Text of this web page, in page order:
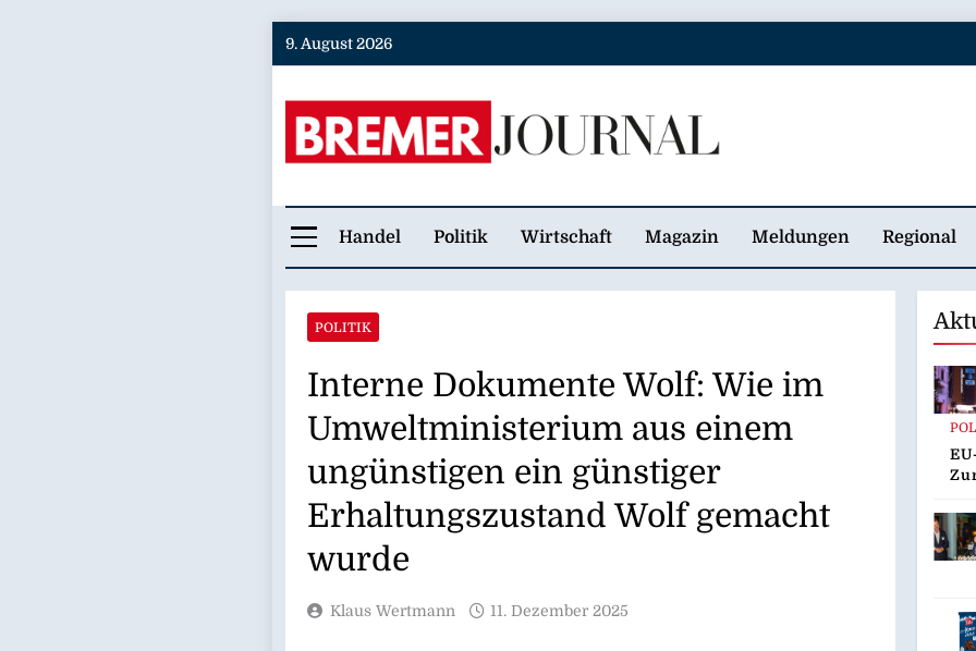
Skip
9. August 2026
Bremer Journal
Handel Politik Wirtschaft Magazin Meldungen Regional
POLITIK
Interne Dokumente Wolf: Wie im
Umweltministerium aus einem
ungünstigen ein günstiger
Erhaltungszustand Wolf gemacht
wurde
Klaus Wertmann 11. Dezember 2025